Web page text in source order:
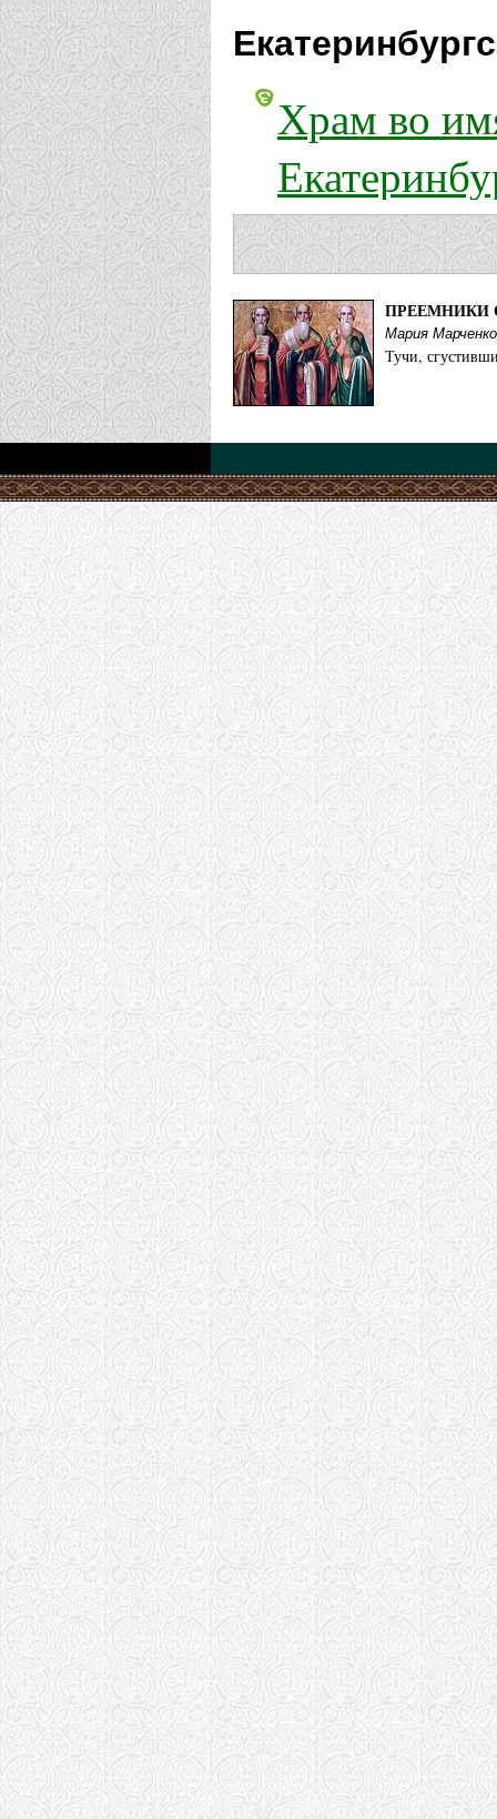
Храм во
Храм во
Котласская
Храмовый
Николая
Московская
Храм свт.
Пермская
Храм
Храм в
Смоленская
Храм
Соликамская
Храм в
Храм
Кылтово
Михайло-
Стефано-
ПРЕЕМНИКИ
Мария Марченко
Тучи,